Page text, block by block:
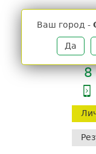
Ваш город -
Да
8